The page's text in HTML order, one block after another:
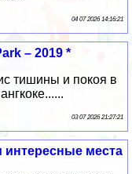
04 07 2026 14:16:21
– 2019 *
тишины и покоя в
03 07 2026 21:27:21
интересные места